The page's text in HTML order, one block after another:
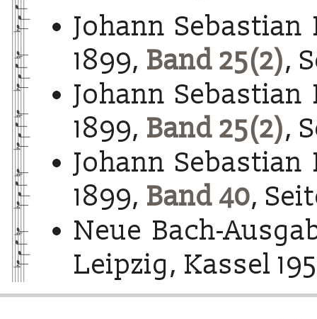
Johann Sebastian
1899, Band 25(2),
Johann Sebastian
1899, Band 25(2),
Johann Sebastian
1899, Band 40,
Neue Bach-
Leipzig, Kassel